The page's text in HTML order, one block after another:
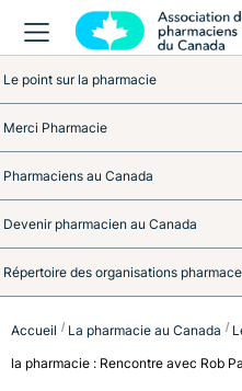
Le point sur la pharmacie
Merci Pharmacie
Pharmaciens au Canada
Devenir pharmacien au Canada
Répertoire des organisations
Accueil La pharmacie au Canada
la pharmacie : Rencontre avec Rob